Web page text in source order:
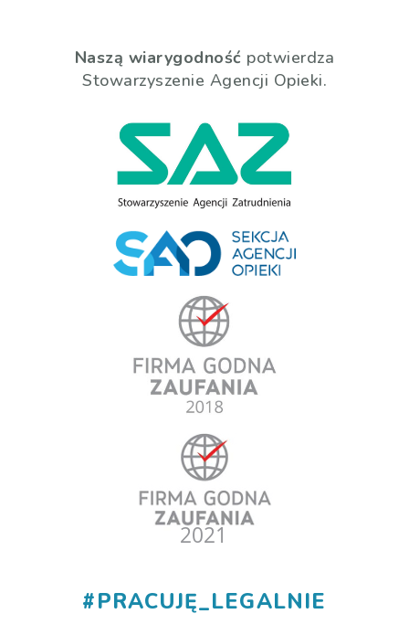
Naszą wiarygodność potwierdza
Stowarzyszenie Agencji Opieki.
#PRACUJĘ_LEGALNIE